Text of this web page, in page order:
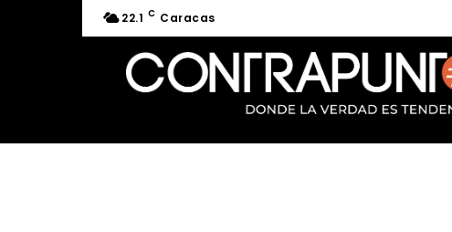
22.1 C Caracas